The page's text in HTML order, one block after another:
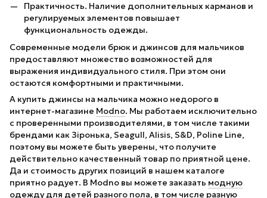
Практичность. Наличие дополнительных карманов и
регулируемых элементов повышает
функциональность одежды.
Современные модели брюк и джинсов для мальчиков
предоставляют множество возможностей для
выражения индивидуального стиля. При этом они
остаются комфортными и практичными.
А купить джинсы на мальчика можно недорого в
интернет-магазине Modno. Мы работаем исключительно
с проверенными производителями, в том числе такими
брендами как Зіронька, Seagull, Alisis, S&D, Poline Line,
поэтому вы можете быть уверены, что получите
действительно качественный товар по приятной цене.
Да и стоимость других позиций в нашем каталоге
приятно радует. В Modno вы можете заказать модную
одежду для детей разного пола, в том числе разную